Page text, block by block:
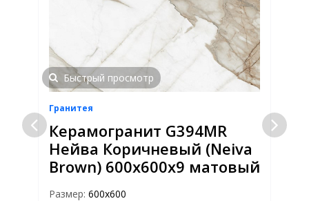
Быстрый просмотр
Гранитея
Керамогранит G394MR
Нейва Коричневый (Neiva
Brown) 600х600х9 матовый
Размер: 600х600